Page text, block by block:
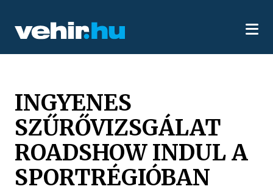
INGYENES
SZŰRŐVIZSGÁLAT
ROADSHOW INDUL A
SPORTRÉGIÓBAN